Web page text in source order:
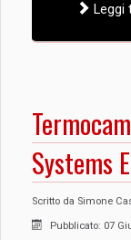
Leggi
Systems
Scritto da Simone
Pubblicato: 07